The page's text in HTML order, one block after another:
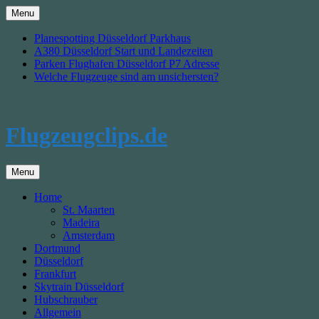
Skip
to
content
Menu
Planespotting Düsseldorf Parkhaus
A380 Düsseldorf Start und Landezeiten
Parken Flughafen Düsseldorf P7 Adresse
Welche Flugzeuge sind am unsichersten?
Flugzeugclips.de
Menu
Home
St. Maarten
Madeira
Amsterdam
Dortmund
Düsseldorf
Frankfurt
Skytrain Düsseldorf
Hubschrauber
Allgemein